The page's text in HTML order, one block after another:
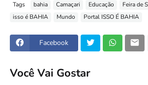
Tags bahia Camaçari Educação Feira de
isso é BAHIA
Mundo Portal ISSO É BAHIA
Facebook
Você Vai Gostar